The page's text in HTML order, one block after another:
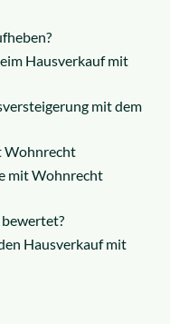
Hausverkauf mit
mit dem
Wohnrecht
mit Wohnrecht
Hausverkauf mit